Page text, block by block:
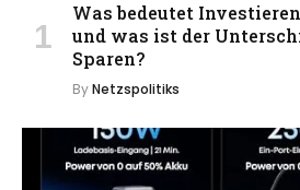
Was bedeutet
und was ist der
Sparen?
ByNetzspolitiks